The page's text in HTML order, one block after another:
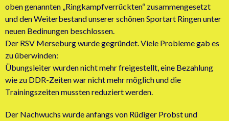
oben genannten „Ringkampfverrückten“ zusammengesetzt
und den Weiterbestand unserer schönen Sportart Ringen unter
neuen Bedinungen beschlossen.
Der RSV Merseburg wurde gegründet. Viele Probleme gab es
zu überwinden:
Übungsleiter wurden nicht mehr freigestellt, eine Bezahlung
wie zu DDR-Zeiten war nicht mehr möglich und die
Trainingszeiten mussten reduziert werden.
Der Nachwuchs wurde anfangs von Rüdiger Probst und